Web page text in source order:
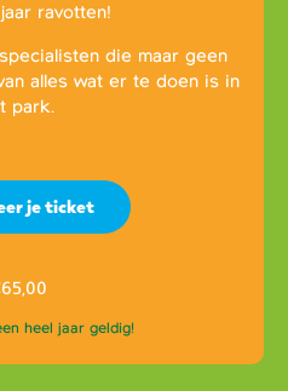
ravotten!
die maar geen
alles wat er te doen is in
park.
je ticket
65,00
heel jaar geldig!